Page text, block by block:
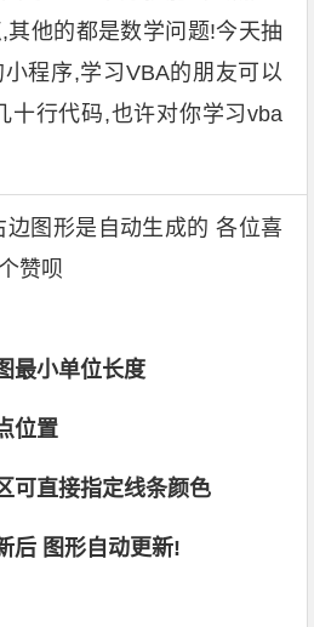
其他的都是数学问题!今天抽
小程序,学习VBA的朋友可以
十行代码,也许对你学习vba
图形是自动生成的 各位喜
赞呗
最小单位长度
位置
可直接指定线条颜色
后 图形自动更新!